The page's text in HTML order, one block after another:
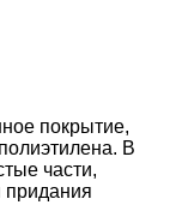
покрытие,
В
части,
придания